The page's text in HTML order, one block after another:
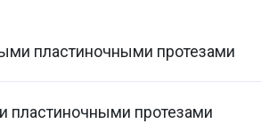
пластиночными протезами
пластиночными протезами